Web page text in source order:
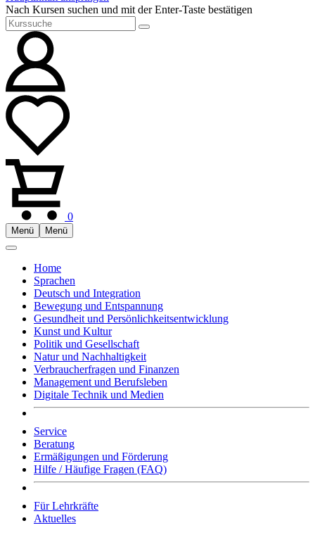
Nach Kursen suchen und mit der Enter-Taste bestätigen
0
Menü Menü
Home
Sprachen
Deutsch und Integration
Bewegung und Entspannung
Gesundheit und Persönlichkeitsentwicklung
Kunst und Kultur
Politik und Gesellschaft
Natur und Nachhaltigkeit
Verbraucherfragen und Finanzen
Management und Berufsleben
Digitale Technik und Medien
Service
Beratung
Ermäßigungen und Förderung
Hilfe / Häufige Fragen (FAQ)
Für Lehrkräfte
Aktuelles